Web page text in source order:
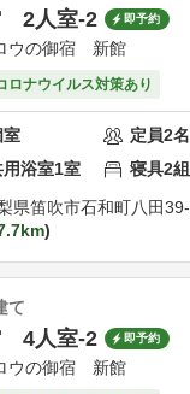
2人室-2 即予約
ウの御宿 新館
ロナウイルス対策あり
室 定員2名
浴室1室 寝具2組
県笛吹市石和町八田39-
て
4人室-2 即予約
ウの御宿 新館